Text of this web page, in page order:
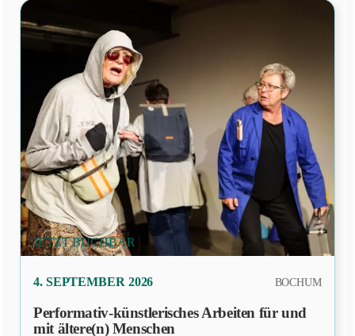
PRÄSENZ
JETZT BUCHBAR
4. SEPTEMBER 2026 BOCHUM
Performativ-künstlerisches Arbeiten für und
mit ältere(n) Menschen